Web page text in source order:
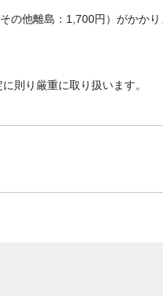
他離島：1,700円）がかか
則り厳重に取り扱います。